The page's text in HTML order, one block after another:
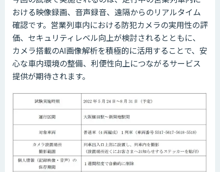
おける映像録画、音声録音、遠隔からのリアルタイム
確認です。営業列車内における防犯カメラの実用性の評
価、セキュリティレベル向上が検討されるとともに、
カメラ搭載のAI画像解析を積極的に活用することで、安
心な車内環境の整備、利便性向上につながるサービス
提供が期待されます。